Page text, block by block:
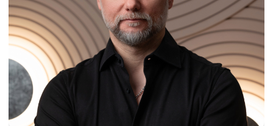
Трехкратный бронзовый Чемпион
России
Призёр Кубков Мира
Судья международных соревнований
в Чемпионатах WDC и WDSF
Руководитель ТСК «Априори»
Президент Союза танцевального
спорта Московской области